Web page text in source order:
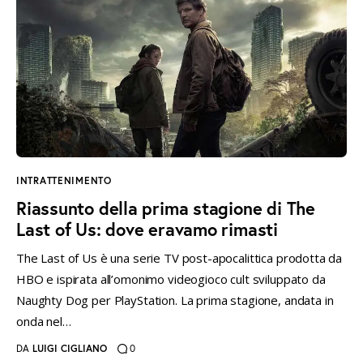
INTRATTENIMENTO
Riassunto della prima stagione di The
Last of Us: dove eravamo rimasti
The Last of Us è una serie TV post-apocalittica prodotta da
HBO e ispirata all’omonimo videogioco cult sviluppato da
Naughty Dog per PlayStation. La prima stagione, andata in
onda nel…
DA LUIGI CIGLIANO 0